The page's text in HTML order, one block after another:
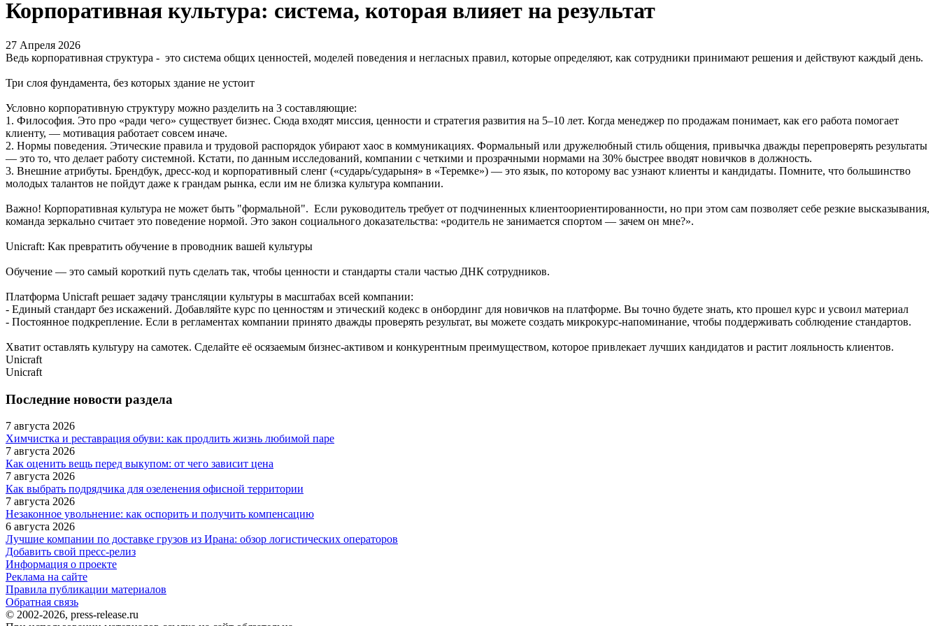
Корпоративная культура: система, которая влияет на результат
27 Апреля 2026
Ведь корпоративная структура - это система общих ценностей, моделей поведения и негласных правил, которые определяют, как сотрудники принимают решения и действуют каждый день.
Три слоя фундамента, без которых здание не устоит
Условно корпоративную структуру можно разделить на 3 составляющие:
1. Философия. Это про «ради чего» существует бизнес. Сюда входят миссия, ценности и стратегия развития на 5–10 лет. Когда менеджер по продажам понимает, как его работа помогает
клиенту, — мотивация работает совсем иначе.
2. Нормы поведения. Этические правила и трудовой распорядок убирают хаос в коммуникациях. Формальный или дружелюбный стиль общения, привычка дважды перепроверять результаты
— это то, что делает работу системной. Кстати, по данным исследований, компании с четкими и прозрачными нормами на 30% быстрее вводят новичков в должность.
3. Внешние атрибуты. Брендбук, дресс-код и корпоративный сленг («сударь/сударыня» в «Теремке») — это язык, по которому вас узнают клиенты и кандидаты. Помните, что большинство
молодых талантов не пойдут даже к грандам рынка, если им не близка культура компании.
Важно! Корпоративная культура не может быть "формальной". Если руководитель требует от подчиненных клиентоориентированности, но при этом сам позволяет себе резкие высказывания,
команда зеркально считает это поведение нормой. Это закон социального доказательства: «родитель не занимается спортом — зачем он мне?».
Unicraft: Как превратить обучение в проводник вашей культуры
Обучение — это самый короткий путь сделать так, чтобы ценности и стандарты стали частью ДНК сотрудников.
Платформа Unicraft решает задачу трансляции культуры в масштабах всей компании:
- Единый стандарт без искажений. Добавляйте курс по ценностям и этический кодекс в онбординг для новичков на платформе. Вы точно будете знать, кто прошел курс и усвоил материал
- Постоянное подкрепление. Если в регламентах компании принято дважды проверять результат, вы можете создать микрокурс-напоминание, чтобы поддерживать соблюдение стандартов.
Хватит оставлять культуру на самотек. Сделайте её осязаемым бизнес-активом и конкурентным преимуществом, которое привлекает лучших кандидатов и растит лояльность клиентов.
Unicraft
Unicraft
Последние новости раздела
7 августа 2026
Химчистка и реставрация обуви: как продлить жизнь любимой паре
7 августа 2026
Как оценить вещь перед выкупом: от чего зависит цена
7 августа 2026
Как выбрать подрядчика для озеленения офисной территории
7 августа 2026
Незаконное увольнение: как оспорить и получить компенсацию
6 августа 2026
Лучшие компании по доставке грузов из Ирана: обзор логистических операторов
Добавить свой пресс-релиз
Информация о проекте
Реклама на сайте
Правила публикации материалов
Обратная связь
© 2002-2026, press-release.ru